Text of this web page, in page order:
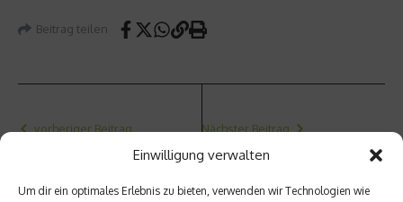
Einwilligung verwalten
Um dir ein optimales Erlebnis zu bieten, verwenden wir Technologien wie
Beitrag teilen
vorheriger Beitrag
Zimt,
und
Nächster Beitrag
Sicher
geht